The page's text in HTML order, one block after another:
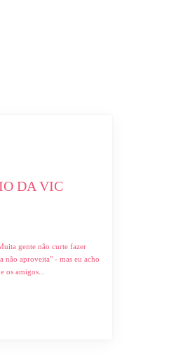
DA VIC
gente não curte fazer
não aproveita" - mas eu acho
os amigos...